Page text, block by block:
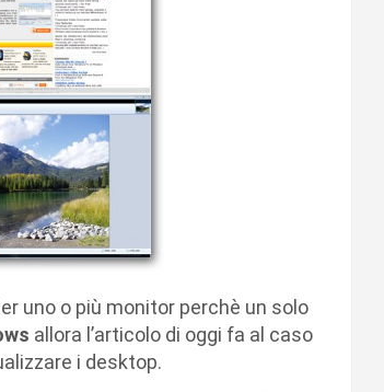
uno o più monitor perchè un solo
allora l’articolo di oggi fa al caso
i desktop.